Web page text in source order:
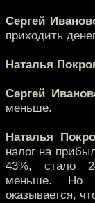
Сергей
приходить
Наталья
Сергей
меньше.
Наталья
налог на
43%, стало
меньше. Но
оказывается,